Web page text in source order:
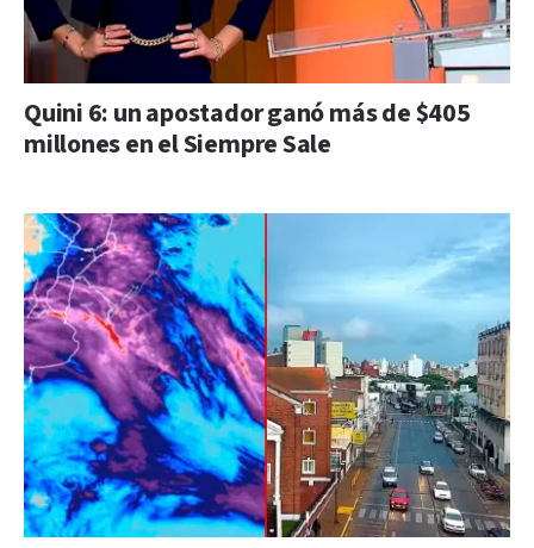
Quini 6: un apostador ganó más de $405
millones en el Siempre Sale